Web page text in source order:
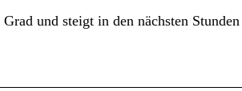
und steigt in den nächsten